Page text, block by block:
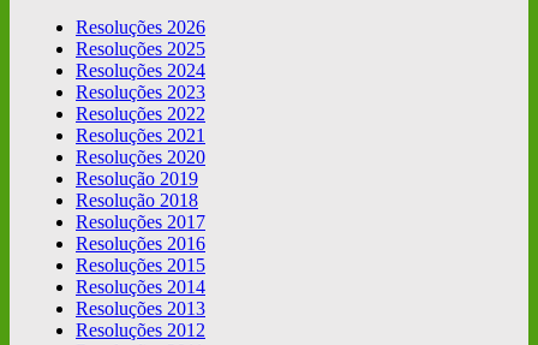
Resoluções 2026
Resoluções 2025
Resoluções 2024
Resoluções 2023
Resoluções 2022
Resoluções 2021
Resoluções 2020
Resolução 2019
Resolução 2018
Resoluções 2017
Resoluções 2016
Resoluções 2015
Resoluções 2014
Resoluções 2013
Resoluções 2012